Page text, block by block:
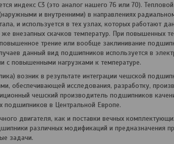
индекс С3 (это аналог нашего 76 или 70).
и внутренними) в направлениях
и используется в тех узлах, которых работают
внезапных скачков температур. При повышенных
трение или вообще заклинивание
данный вид подшипников используется в
с повышенными нагрузками к температуре.
возник в результате интеграции чешской
обеспечивающей исследования, разработку,
чешский производитель подшипников
подшипников в Центральной Европе.
двигателя, как и поставки вечных
различных модификаций и предназначения
задачи.